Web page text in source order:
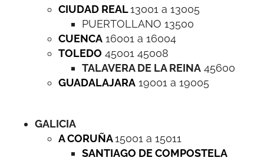
CIUDAD REAL13001 a 13005
PUERTOLLANO 13500
CUENCA 16001 a 16004
TOLEDO 45001 45008
TALAVERA DE LA REINA 45600
GUADALAJARA 19001 a 19005
GALICIA
A CORUÑA15001 a 15011
SANTIAGO DE COMPOSTELA